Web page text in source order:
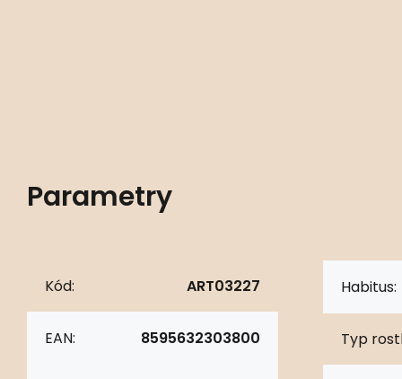
Parametry
Kód: ART03227
EAN: 8595632303800
Habitus:
Typ